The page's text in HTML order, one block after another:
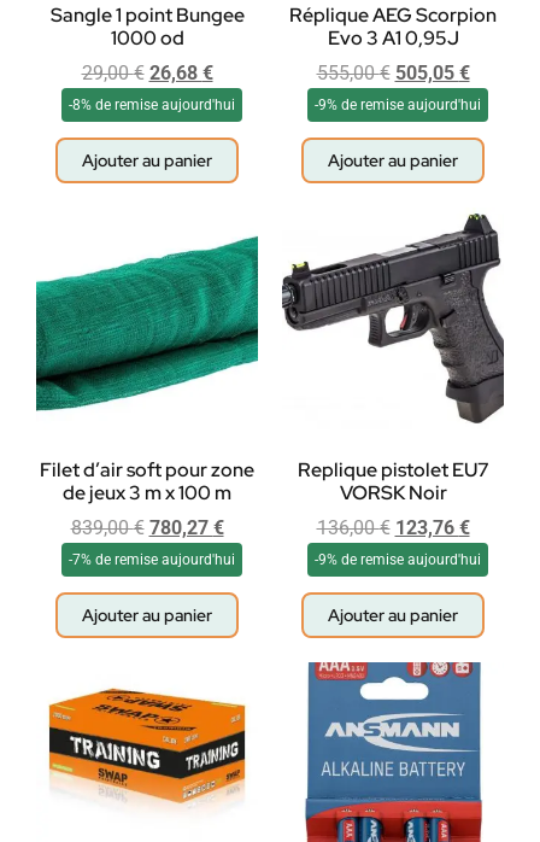
Sangle 1 point Bungee
1000 od
29,00€ 26,68 €
-8% de remise aujourd'hui
Ajouter au panier
Réplique AEG Scorpion
Evo 3 A1 0,95J
555,00€ 505,05 €
-9% de remise aujourd'hui
Ajouter au panier
Filet d’air soft pour zone
de jeux 3 m x 100 m
839,00€ 780,27 €
-7% de remise aujourd'hui
Ajouter au panier
Replique pistolet EU7
VORSK Noir
136,00€ 123,76 €
-9% de remise aujourd'hui
Ajouter au panier